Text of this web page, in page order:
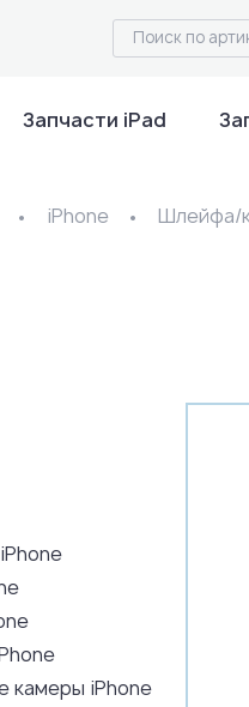
Запчасти iPad
iPhone Шлейфа/
камеры iPhone